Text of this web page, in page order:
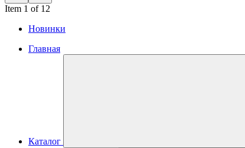
Item 1 of 12
Новинки
Главная
Каталог